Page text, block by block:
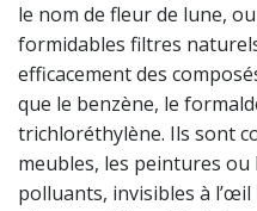
le nom de fleur de lune,
formidables filtres
efficacement des
que le benzène, le
trichloréthylène. Ils sont
meubles, les peintures ou
polluants, invisibles à